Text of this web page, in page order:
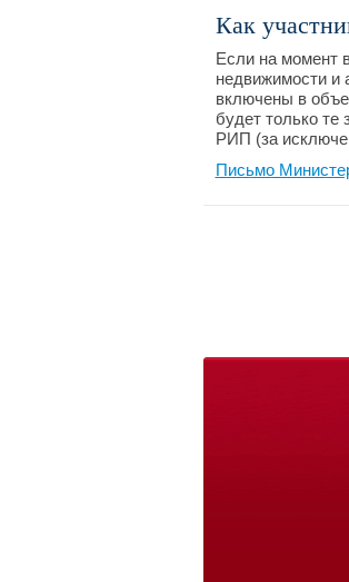
Как
Если на момент
недвижимости и
включены в
будет только те
РИП (за
Письмо